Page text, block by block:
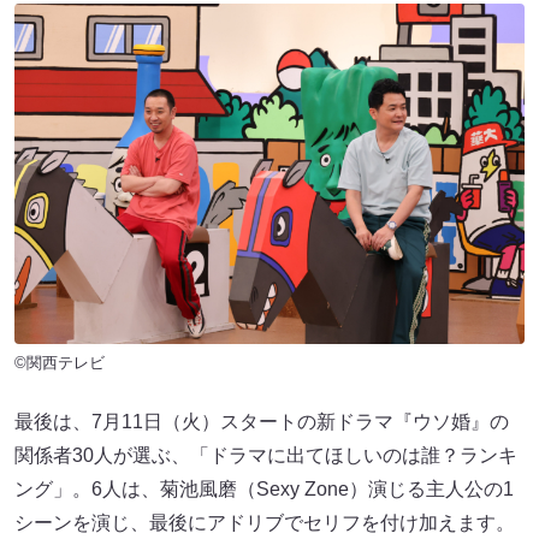
©関西テレビ
最後は、7月11日（火）スタートの新ドラマ『ウソ婚』の
関係者30人が選ぶ、「ドラマに出てほしいのは誰？ランキ
ング」。6人は、菊池風磨（Sexy Zone）演じる主人公の1
シーンを演じ、最後にアドリブでセリフを付け加えます。